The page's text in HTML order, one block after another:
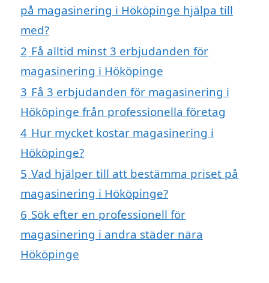
på magasinering i Hököpinge hjälpa till
med?
2 Få alltid minst 3 erbjudanden för
magasinering i Hököpinge
3 Få 3 erbjudanden för magasinering i
Hököpinge från professionella företag
4 Hur mycket kostar magasinering i
Hököpinge?
5 Vad hjälper till att bestämma priset på
magasinering i Hököpinge?
6 Sök efter en professionell för
magasinering i andra städer nära
Hököpinge